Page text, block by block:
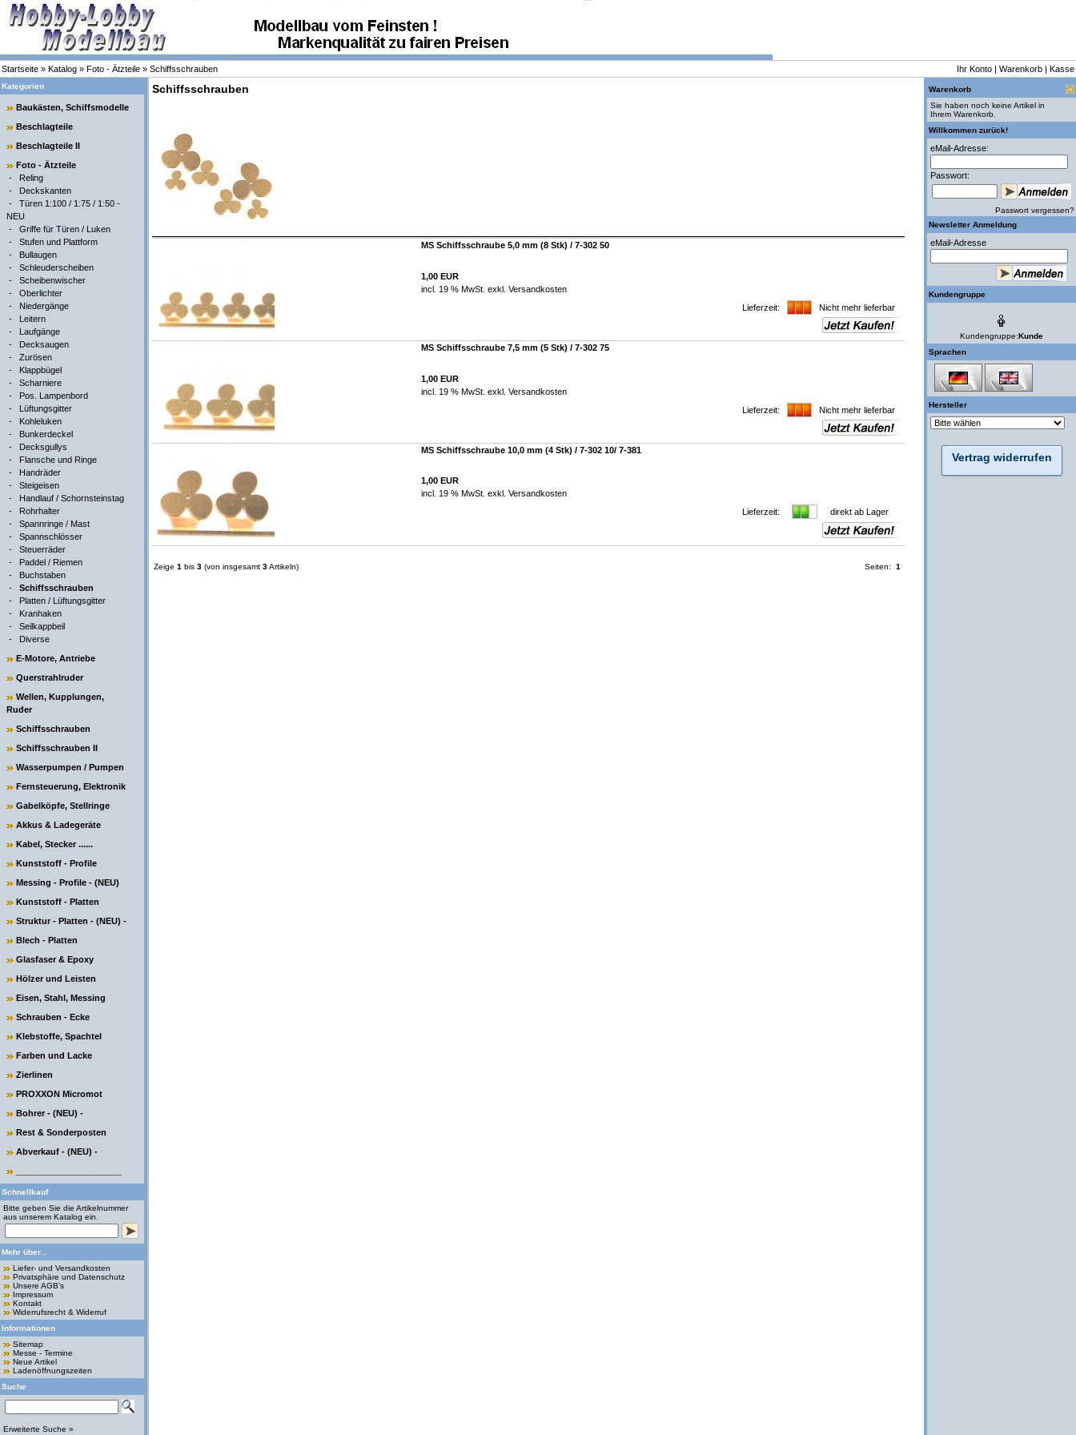
Startseite » Katalog » Foto - Ätzteile » Schiffsschrauben Ihr Konto | Warenkorb | Kasse
Kategorien
Baukästen, Schiffsmodelle
Beschlagteile
Beschlagteile II
Foto - Ätzteile
- Reling
- Deckskanten
- Türen 1:100 / 1:75 / 1:50 -
NEU
- Griffe für Türen / Luken
- Stufen und Plattform
- Bullaugen
- Schleuderscheiben
- Scheibenwischer
- Oberlichter
- Niedergänge
- Leitern
- Laufgänge
- Decksaugen
- Zurösen
- Klappbügel
- Scharniere
- Pos. Lampenbord
- Lüftungsgitter
- Kohleluken
- Bunkerdeckel
- Decksgullys
- Flansche und Ringe
- Handräder
- Steigeisen
- Handlauf / Schornsteinstag
- Rohrhalter
- Spannringe / Mast
- Spannschlösser
- Steuerräder
- Paddel / Riemen
- Buchstaben
- Schiffsschrauben
- Platten / Lüftungsgitter
- Kranhaken
- Seilkappbeil
- Diverse
E-Motore, Antriebe
Querstrahlruder
Wellen, Kupplungen,
Ruder
Schiffsschrauben
Schiffsschrauben II
Wasserpumpen / Pumpen
Fernsteuerung, Elektronik
Gabelköpfe, Stellringe
Akkus & Ladegeräte
Kabel, Stecker ......
Kunststoff - Profile
Messing - Profile - (NEU)
Kunststoff - Platten
Struktur - Platten - (NEU) -
Blech - Platten
Glasfaser & Epoxy
Hölzer und Leisten
Eisen, Stahl, Messing
Schrauben - Ecke
Klebstoffe, Spachtel
Farben und Lacke
Zierlinen
PROXXON Micromot
Bohrer - (NEU) -
Rest & Sonderposten
Abverkauf - (NEU) -
Schnellkauf
Bitte geben Sie die Artikelnummer
aus unserem Katalog ein.
Mehr über...
Liefer- und Versandkosten
Privatsphäre und Datenschutz
Unsere AGB's
Impressum
Kontakt
Widerrufsrecht & Widerruf
Informationen
Sitemap
Messe - Termine
Neue Artikel
Ladenöffnungszeiten
Suche
Erweiterte Suche »
Schiffsschrauben
MS Schiffsschraube 5,0 mm (8 Stk) / 7-302 50
1,00 EUR
incl. 19 % MwSt. exkl. Versandkosten
Lieferzeit:
Nicht mehr lieferbar
MS Schiffsschraube 7,5 mm (5 Stk) / 7-302 75
1,00 EUR
incl. 19 % MwSt. exkl. Versandkosten
Lieferzeit:
Nicht mehr lieferbar
MS Schiffsschraube 10,0 mm (4 Stk) / 7-302 10/ 7-381
1,00 EUR
incl. 19 % MwSt. exkl. Versandkosten
Lieferzeit:
direkt ab Lager
Zeige 1 bis 3 (von insgesamt 3Artikeln) Seiten: 1
Warenkorb
Sie haben noch keine Artikel in
Ihrem Warenkorb.
Willkommen zurück!
eMail-Adresse:
Passwort:
Passwort vergessen?
Newsletter Anmeldung
eMail-Adresse
Kundengruppe
Kundengruppe:Kunde
Sprachen
Hersteller
Vertrag widerrufen